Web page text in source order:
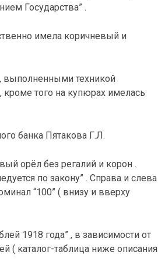
Государства” .
имела коричневый и
техникой
того на купюрах имелась
банка Пятакова Г.Л.
орёл без регалий и корон .
по закону” . Справа и слева
“100” ( внизу и вверху
1918 года” , в зависимости от
( каталог-таблица ниже описания